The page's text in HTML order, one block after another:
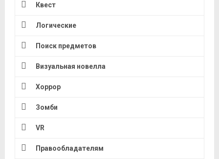
Квест
Логические
Поиск предметов
Визуальная новелла
Хоррор
Зомби
VR
Правообладателям